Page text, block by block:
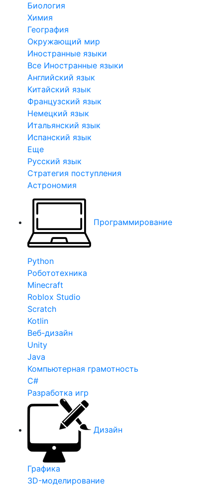
Биология
Химия
География
Окружающий мир
Иностранные языки
Все Иностранные языки
Английский язык
Китайский язык
Французский язык
Немецкий язык
Итальянский язык
Испанский язык
Еще
Русский язык
Стратегия поступления
Астрономия
Программирование
Python
Робототехника
Minecraft
Roblox Studio
Scratch
Kotlin
Веб-дизайн
Unity
Java
Компьютерная грамотность
C#
Разработка игр
Дизайн
Графика
3D-моделирование